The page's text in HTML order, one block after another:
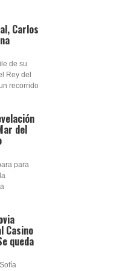
Carlos
de su
Rey del
recorrido
del
para
Casino
queda